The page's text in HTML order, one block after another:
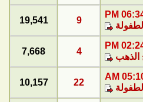
06:34
9
19,541
02:24
الذهب
4
7,668
05:10
22
10,157